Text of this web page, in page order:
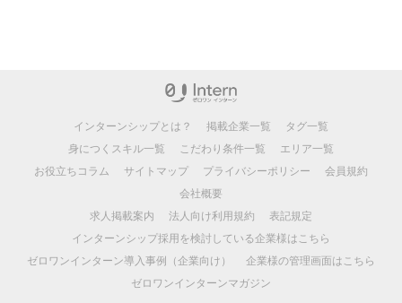
インターンシップとは？ 掲載企業一覧
タグ一覧
身につくスキル一覧
こだわり条件一覧
エリア一覧
お役立ちコラム
サイトマップ プライバシーポリシー
会員規約
会社概要
求人掲載案内
法人向け利用規約
表記規定
インターンシップ採用を検討している企業様はこちら
ゼロワンインターン導入事例（企業向け）
企業様の管理画面はこちら
ゼロワンインターンマガジン